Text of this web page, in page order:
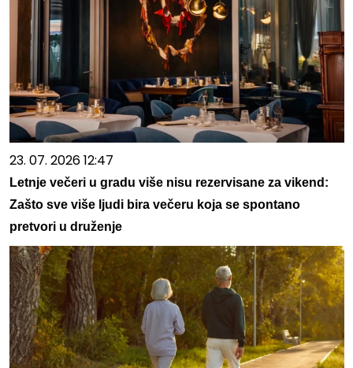
23. 07. 2026 12:47
Letnje večeri u gradu više nisu rezervisane za vikend:
Zašto sve više ljudi bira večeru koja se spontano
pretvori u druženje